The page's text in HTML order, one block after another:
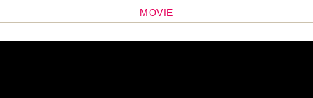
MOVIE